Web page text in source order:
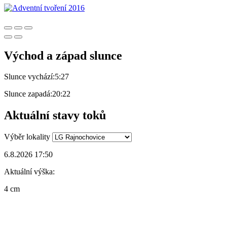
Východ a západ slunce
Slunce vychází:5:27
Slunce zapadá:20:22
Aktuální stavy toků
Výběr lokality
6.8.2026 17:50
Aktuální výška:
4 cm